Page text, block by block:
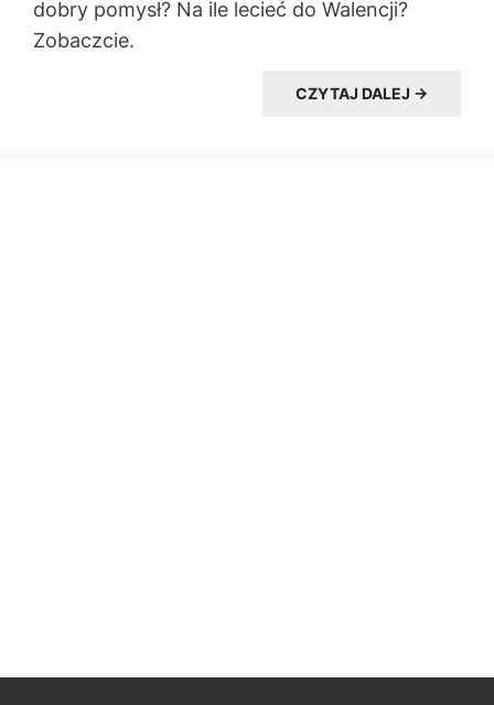
dobry pomysł? Na ile lecieć do Walencji?
Zobaczcie.
CZYTAJ DALEJ →